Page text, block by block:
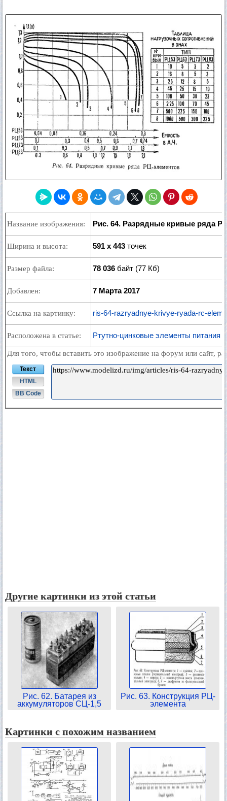
Название изображения: Рис. 64. Разрядные кривые ряда
Ширина и высота: 591 x 443 точек
Размер файла: 78 036 байт (77 Кб)
Добавлен: 7 Марта 2017
Ссылка на картинку: ris-64-razryadnye-krivye-ryada-rc-
Расположена в статье: Ртутно-цинковые элементы питания
Для того, чтобы вставить это изображение на форум или сайт,
Текст
HTML
BB Code
Другие картинки из этой статьи
Рис. 62. Батарея из
аккумуляторов СЦ-1,5
Рис. 63. Конструкция РЦ-
элемента
Картинки с похожим названием